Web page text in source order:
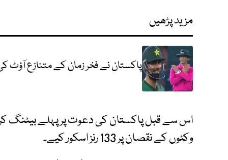
مزید پڑھیں
پاکستان نے فخر زمان کے متنازع
وکٹوں کے نقصان پر 133 رنز اسکور کیے۔